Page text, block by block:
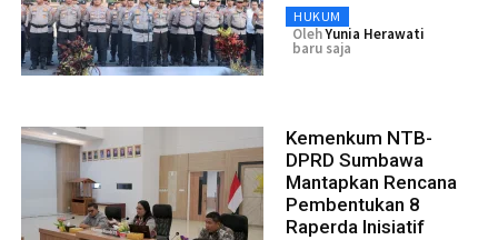
HUKUM
OlehYunia Herawati
baru saja
Kemenkum NTB-
DPRD Sumbawa
Mantapkan Rencana
Pembentukan 8
Raperda Inisiatif